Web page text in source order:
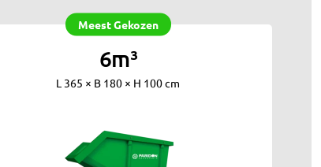
Meest Gekozen
6m³
L 365 × B 180 × H 100 cm